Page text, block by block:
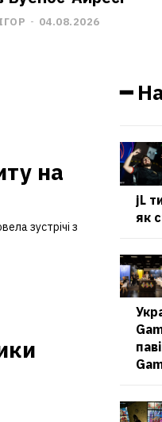
- 04.08.2026
на
зустрічі з
━
jL
як